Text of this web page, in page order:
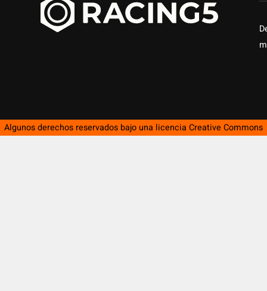
Algunos derechos reservados bajo una licencia Creative Commons